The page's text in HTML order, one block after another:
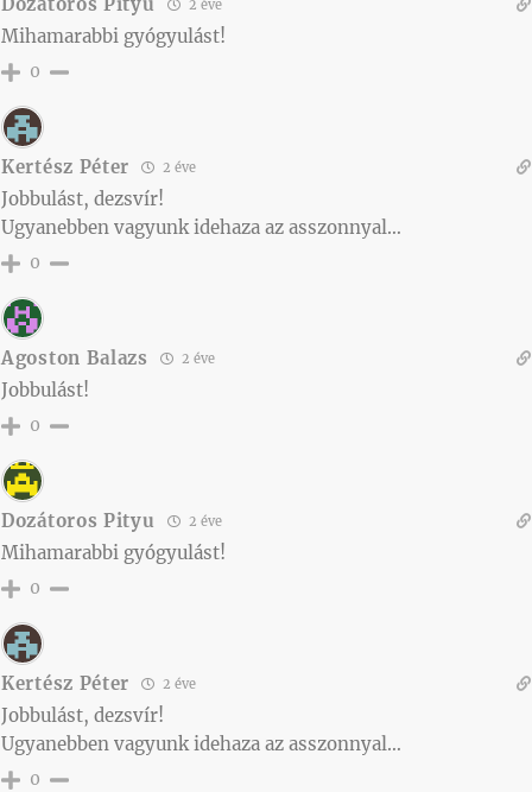
2 éve
Mihamarabbi gyógyulást!
0
Kertész Péter 2 éve
Jobbulást, dezsvír!
Ugyanebben vagyunk idehaza az asszonnyal…
0
Agoston Balazs 2 éve
Jobbulást!
0
Dozátoros Pityu 2 éve
Mihamarabbi gyógyulást!
0
Kertész Péter 2 éve
Jobbulást, dezsvír!
Ugyanebben vagyunk idehaza az asszonnyal…
0